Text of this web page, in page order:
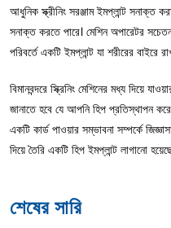
আধুনিক স্ক্রীনিং সরঞ্জাম ইমপ্লান্ট সনাক্ত
সনাক্ত করতে পারে। মেশিন অপারেটর
পরিবর্তে একটি ইমপ্লান্ট যা শরীরের বাইরে
বিমানবন্দরে স্ক্রিনিং মেশিনের মধ্য দিয়ে
জানাতে হবে যে আপনি হিপ প্রতিস্থাপন
একটি কার্ড পাওয়ার সম্ভাবনা সম্পর্কে
দিয়ে তৈরি একটি হিপ ইমপ্লান্ট লাগানো
শেষের সারি